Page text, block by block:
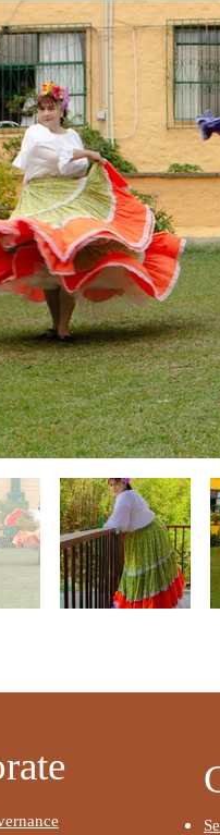
​